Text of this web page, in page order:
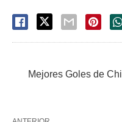
Mejores Goles de